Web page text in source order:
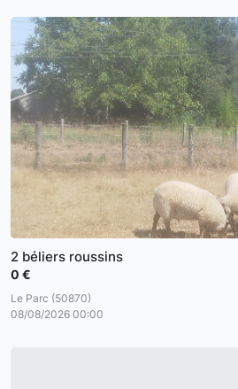
2 béliers roussins
0 €
Le Parc (50870)
08/08/2026 00:00